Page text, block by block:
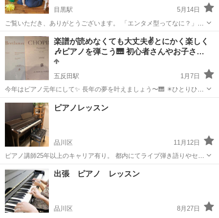
目黒駅
5月14日
ご覧いただき、ありがとうございます。 「エンタメ型ってなに？」と
疑問に思われた方もいらっしゃるかもしれません。 リトピュアは、た
だの習いごとではありません。 エンタテイメント＝「人々を楽しませ
る、息抜き、気分転換」。 そ...
東京 品川区 目黒駅 リトミック ベビーリトミック
楽譜が読めなくても大丈夫✌とにかく楽しく
🎶ピアノを弾こう🎹 初心者さんやお子さ…
五反田駅
1月7日
今年はピアノ元年にして✨ 長年の夢を叶えましょう〜🎹 ✴️ひとりひと
りの要望に沿った オーダーメイドのレッスンプログラムで ピアノが弾
けるようになりたい。 をかなえます🎹 ✴️楽器の有無について🎹 ピア
ノ未経験の...
東京 品川区
ピアノレッスン
品川区
11月12日
ピアノ講師25年以上のキャリア有り。 都内にてライブ弾き語りやセッ
ションなどの演奏活動を行う。
東京 品川区 ピアノ ピアノレッスン
出張 ピアノ レッスン
品川区
8月27日